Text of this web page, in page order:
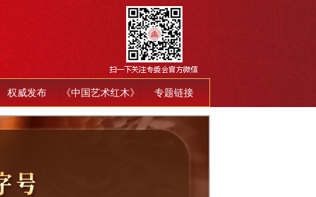
权威发布 《中国艺术红木》 专题链接